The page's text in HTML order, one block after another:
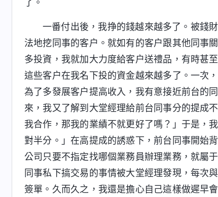
了。
一番付出後，我挣的錢越來越多了。被錢
法地挖同事的客户。就如有的客户跟其他同事
多投資，我就加大力度給客户送禮品，有時甚
這些客户在我名下投的資金越來越多了。一次
為了多發展客户提高收入，我有意接近前台的
來，我又了解到大堂經理給前台同事分的提成
我合作，那我的業績不就更好了嗎？」于是，
對半分。」在高提成的誘惑下，前台同事開始
公司只要不指定找哪個業務員辦理業務，就屬
同事私下搞交易的事情被大堂經理發現，每次
簽單。久而久之，我還是擔心自己這樣做遲早